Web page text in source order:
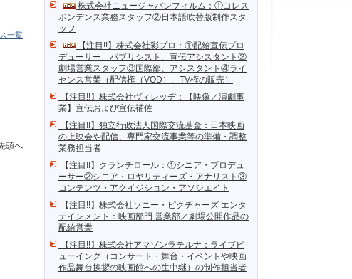
株式会社ニュージャパンフィルム：①コレス
ポンデンス業務スタッフ②日本語吹替版制作スタ
ッフ
【注目!!】株式会社彩プロ：①配給宣伝プロ
デューサー、パブリシスト、宣伝アシスタント②
劇場営業スタッフ③国際部、アシスタント④ライ
センス営業（配信権（VOD）、TV権の販売）
【注目!!】株式会社ヴィレッヂ：【映像／演劇事
業】宣伝および宣伝補佐
【注目!!】独立行政法人国際交流基金：日本映画
の上映会や配信、専門家交流事業等の準備・調整
業務担当者
【注目!!】クランチロール：①シニア・プロデュ
ーサー②シニア・ロヤリティーズ・アナリスト③
コンテンツ・アクイジション・アソシエイト
【注目!!】株式会社ソニー・ピクチャーズ エンタ
テインメント：映画部門 営業部／劇場公開作品の
配給営業
【注目!!】株式会社アマゾンラテルナ：ライブビ
ューイング（コンサート・舞台・イベントや映画
作品舞台挨拶の映画館への生中継）の制作担当者
一覧
頭へ